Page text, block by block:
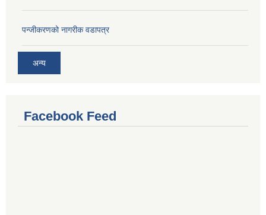
प‍न्जीकरणको नागरीक वडापत्र
अन्य
Facebook Feed